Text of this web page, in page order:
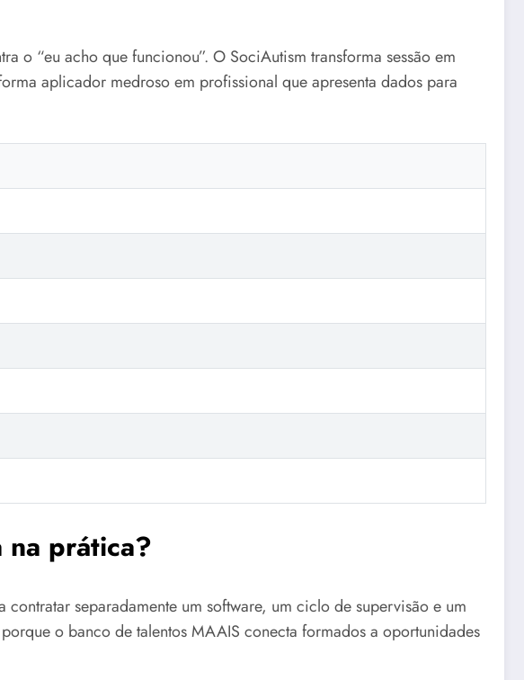
o “eu acho que funcionou”. O SociAutism transforma sessão em
aplicador medroso em profissional que apresenta dados para
na prática?
separadamente um software, um ciclo de supervisão e um
o banco de talentos MAAIS conecta formados a oportunidades